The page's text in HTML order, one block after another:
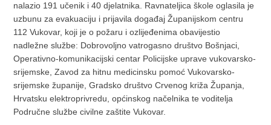
nalazio 191 učenik i 40 djelatnika. Ravnateljica škole oglasila je
uzbunu za evakuaciju i prijavila događaj Županijskom centru
112 Vukovar, koji je o požaru i ozlijeđenima obavijestio
nadležne službe: Dobrovoljno vatrogasno društvo Bošnjaci,
Operativno-komunikacijski centar Policijske uprave vukovarsko-
srijemske, Zavod za hitnu medicinsku pomoć Vukovarsko-
srijemske županije, Gradsko društvo Crvenog križa Županja,
Hrvatsku elektroprivredu, općinskog načelnika te voditelja
Područne službe civilne zaštite Vukovar.